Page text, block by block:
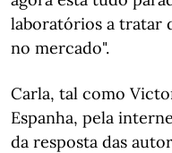
laboratórios a tratar
no mercado".
Carla, tal como
Espanha, pela
da resposta das